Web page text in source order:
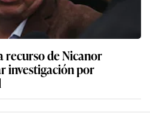
recurso de Nicanor
investigación por